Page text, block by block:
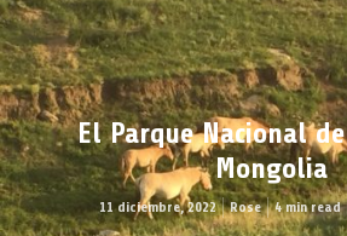
El Parque Nacional
Mongolia
11 diciembre, 2022 Rose 4 min read